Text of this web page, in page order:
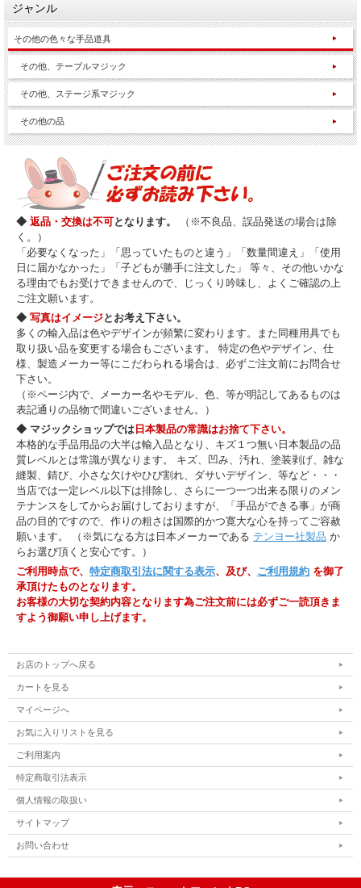
ジャンル
その他の色々な手品道具
その他、テーブルマジック
その他、ステージ系マジック
その他の品
◆ 返品・交換は不可となります。
（※不良品、誤品発送の場合は除
く。）
「必要なくなった」「思っていたものと違う」「数量間違え」「使用
日に届かなかった」「子どもが勝手に注文した」 等々、その他いかな
る理由でもお受けできませんので、じっくり吟味し、よくご確認の上
ご注文願います。
◆ 写真はイメージとお考え下さい。
多くの輸入品は色やデザインが頻繁に変わります。また同種用具でも
取り扱い品を変更する場合もございます。 特定の色やデザイン、仕
様、製造メーカー等にこだわられる場合は、必ずご注文前にお問合せ
下さい。
（※ページ内で、メーカー名やモデル、色、等が明記してあるものは
表記通りの品物で間違いございません。）
◆ マジックショップでは 日本製品の常識はお捨て下さい。
本格的な手品用品の大半は輸入品となり、キズ１つ無い日本製品の品
質レベルとは常識が異なります。 キズ、凹み、汚れ、塗装剥げ、雑な
縫製、錆び、小さな欠けやひび割れ、ダサいデザイン、等など・・・
当店では一定レベル以下は排除し、さらに一つ一つ出来る限りのメン
テナンスをしてからお届けしておりますが、「手品ができる事」が商
品の目的ですので、作りの粗さは国際的かつ寛大な心を持ってご容赦
願います。 （※気になる方は日本メーカーである テンヨー社製品 か
らお選び頂くと安心です。）
ご利用時点で、 特定商取引法に関する表示、及び、 ご利用規約 を御了
承頂けたものとなります。
お客様の大切な契約内容となります為ご注文前には必ずご一読頂きま
すよう御願い申し上げます。
お店のトップへ戻る
カートを見る
マイページへ
お気に入りリストを見る
ご利用案内
特定商取引法表示
個人情報の取扱い
サイトマップ
お問い合わせ